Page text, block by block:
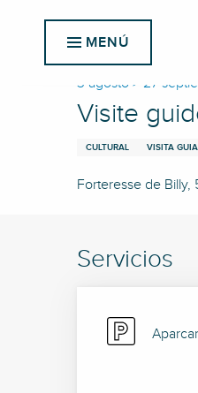
MENÚ
Inicio Visite
3 agosto > 27
Visite
CULTURAL VISITA
Forteresse de
Servicios